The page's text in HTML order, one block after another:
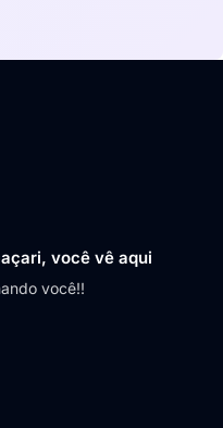
você vê aqui
você!!